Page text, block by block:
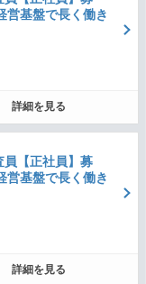
営基盤で長く働き
詳細を見る
員【正社員】募
営基盤で長く働き
詳細を見る